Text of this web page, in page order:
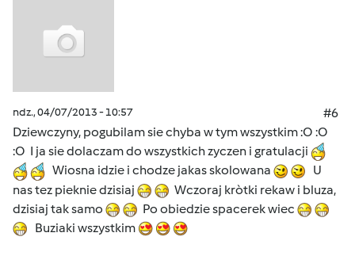
ndz., 04/07/2013 - 10:57
#6
Dziewczyny, pogubilam sie chyba w tym wszystkim :O :O
:O I ja sie dolaczam do wszystkich zyczen i gratulacji
Wiosna idzie i chodze jakas skolowana
U
nas tez pieknie dzisiaj
Wczoraj kròtki rekaw i bluza,
dzisiaj tak samo
Po obiedzie spacerek wiec
Buziaki wszystkim